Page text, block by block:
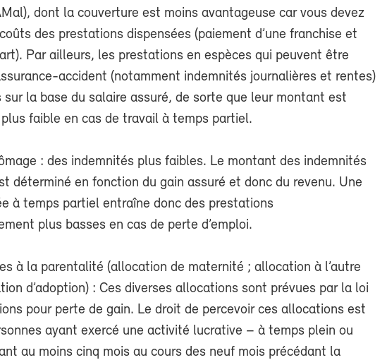
dont la couverture est moins avantageuse car vous devez
des prestations dispensées (paiement d’une franchise et
Par ailleurs, les prestations en espèces qui peuvent être
accident (notamment indemnités journalières et rentes)
la base du salaire assuré, de sorte que leur montant est
faible en cas de travail à temps partiel.
: des indemnités plus faibles. Le montant des indemnités
déterminé en fonction du gain assuré et donc du revenu. Une
à temps partiel entraîne donc des prestations
plus basses en cas de perte d’emploi.
à la parentalité (allocation de maternité ; allocation à l’autre
d’adoption) : Ces diverses allocations sont prévues par la loi
pour perte de gain. Le droit de percevoir ces allocations est
ayant exercé une activité lucrative – à temps plein ou
au moins cinq mois au cours des neuf mois précédant la